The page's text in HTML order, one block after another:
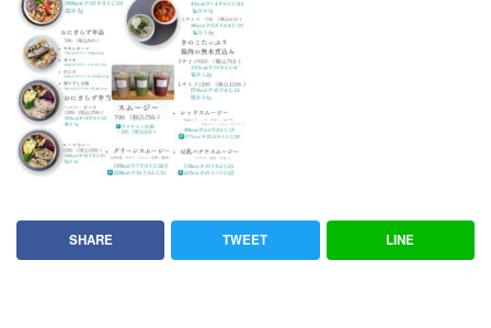
SHARE TWEET LINE